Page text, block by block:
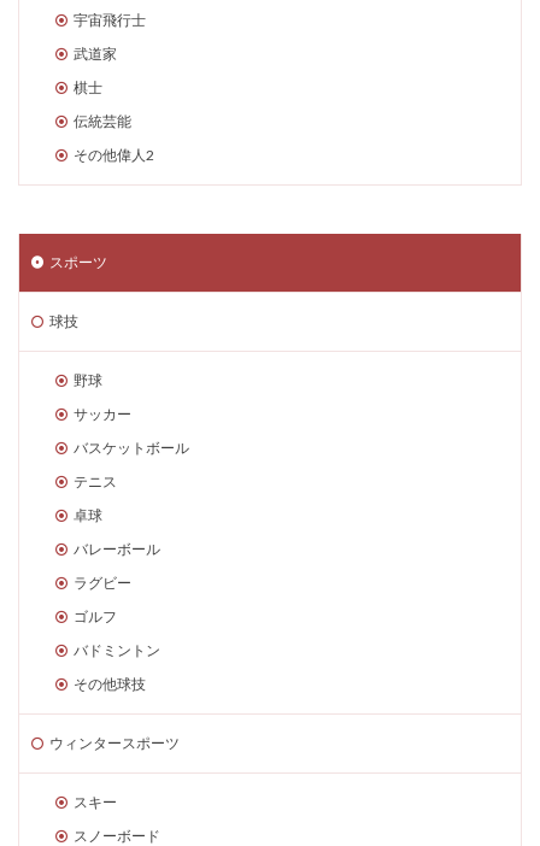
宇宙飛行士
武道家
棋士
伝統芸能
その他偉人2
スポーツ
球技
野球
サッカー
バスケットボール
テニス
卓球
バレーボール
ラグビー
ゴルフ
バドミントン
その他球技
ウィンタースポーツ
スキー
スノーボード